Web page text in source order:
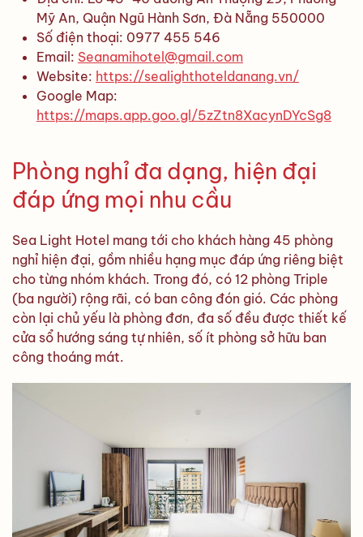
Mỹ An, Quận Ngũ Hành Sơn, Đà Nẵng 550000
Số điện thoại: 0977 455 546
Email: Seanamihotel@gmail.com
Website: https://sealighthoteldanang.vn/
Google Map:
https://maps.app.goo.gl/5zZtn8XacynDYcSg8
Phòng nghỉ đa dạng, hiện đại
đáp ứng mọi nhu cầu
Sea Light Hotel mang tới cho khách hàng 45 phòng
nghỉ hiện đại, gồm nhiều hạng mục đáp ứng riêng biệt
cho từng nhóm khách. Trong đó, có 12 phòng Triple
(ba người) rộng rãi, có ban công đón gió. Các phòng
còn lại chủ yếu là phòng đơn, đa số đều được thiết kế
cửa sổ hướng sáng tự nhiên, số ít phòng sở hữu ban
công thoáng mát.